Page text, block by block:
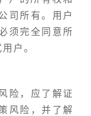
司所有。用户
须完全同意所
户。
险，应了解证
风险，并了解